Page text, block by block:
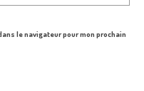
le navigateur pour mon prochain